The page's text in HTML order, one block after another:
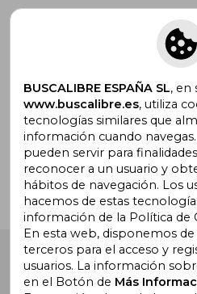
Suscríbete para
¿Necesitas ayuda?
Ir a Centro de Soporte
Buscalibre España . Calle Energía,
Cornellà de Llobregat, Barcelona.
BUSCALIBRE ESPAÑA SL, en
www.buscalibre.es, utiliza
tecnologías similares que
información cuando
pueden servir para
reconocer a un usuario y
hábitos de navegación. Los
hacemos de estas
información de la Política de
En esta web, disponemos
terceros para el acceso y
usuarios. La información
en el Botón de Más